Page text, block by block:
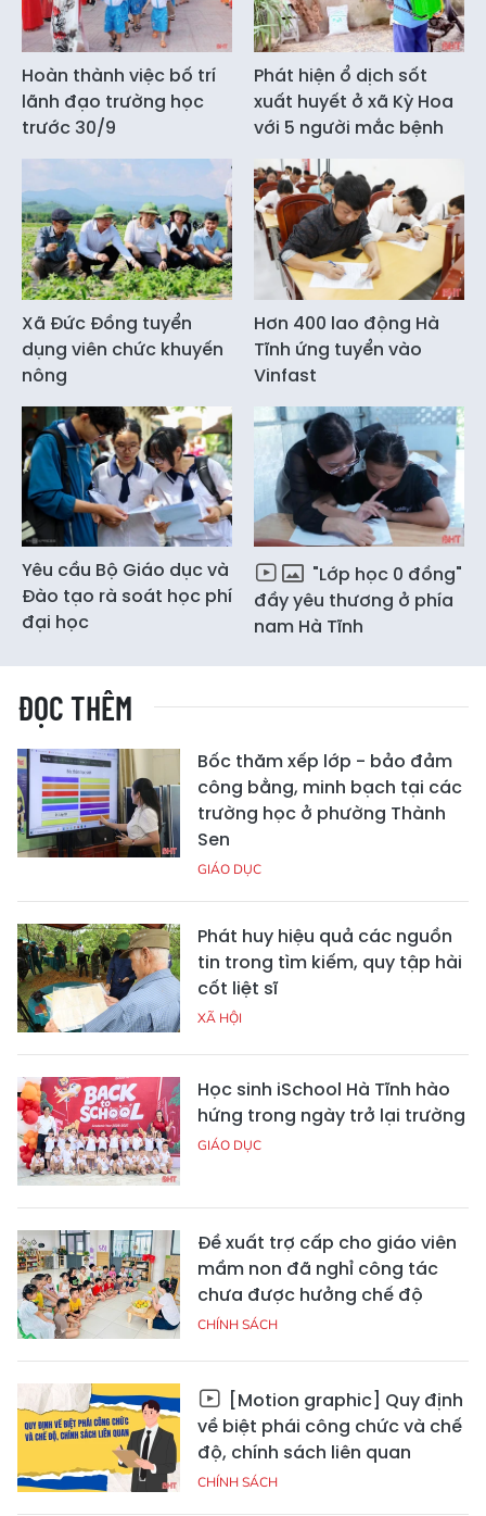
Hoàn thành việc bố trí
lãnh đạo trường học
trước 30/9
Phát hiện ổ dịch sốt
xuất huyết ở xã Kỳ Hoa
với 5 người mắc bệnh
Xã Đức Đồng tuyển
dụng viên chức khuyến
nông
Hơn 400 lao động Hà
Tĩnh ứng tuyển vào
Vinfast
Yêu cầu Bộ Giáo dục và
Đào tạo rà soát học phí
đại học
"Lớp học 0 đồng"
đầy yêu thương ở phía
nam Hà Tĩnh
ĐỌC THÊM
Bốc thăm xếp lớp - bảo đảm
công bằng, minh bạch tại các
trường học ở phường Thành
Sen
GIÁO DỤC
Phát huy hiệu quả các nguồn
tin trong tìm kiếm, quy tập hài
cốt liệt sĩ
XÃ HỘI
Học sinh iSchool Hà Tĩnh hào
hứng trong ngày trở lại trường
GIÁO DỤC
Đề xuất trợ cấp cho giáo viên
mầm non đã nghỉ công tác
chưa được hưởng chế độ
CHÍNH SÁCH
[Motion graphic] Quy định
về biệt phái công chức và chế
độ, chính sách liên quan
CHÍNH SÁCH